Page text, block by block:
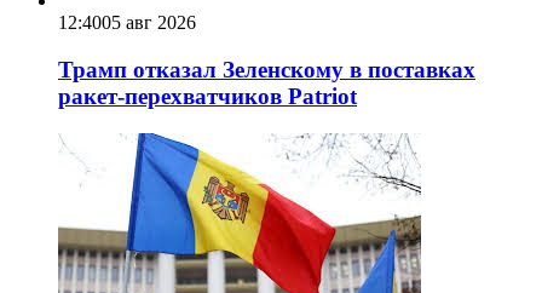
12:4005 авг 2026
Трамп отказал Зеленскому в поставках
ракет-перехватчиков Patriot